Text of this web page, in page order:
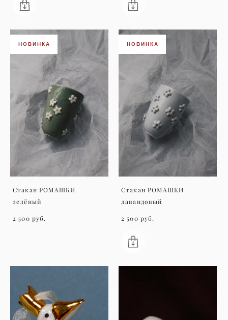
НОВИНКА
Стакан РОМАШКИ
зелёный
2 500 pуб.
НОВИНКА
Стакан РОМАШКИ
лавандовый
2 500 pуб.